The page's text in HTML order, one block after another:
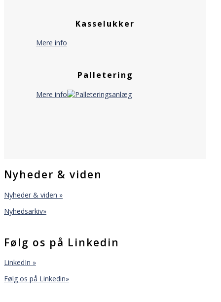
Kasselukker
Mere info
Palletering
Mere info
Nyheder & viden
Nyheder & viden »
Nyhedsarkiv»
Følg os på Linkedin
LinkedIn »
Følg os på Linkedin»